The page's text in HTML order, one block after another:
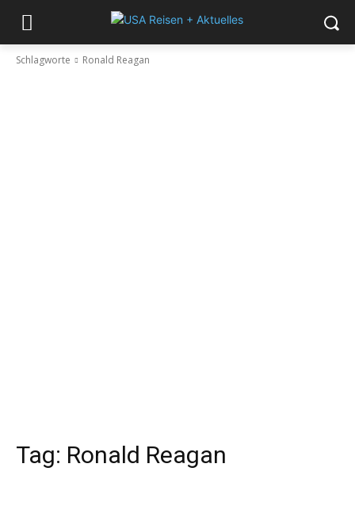
Schlagworte Ronald Reagan
Tag: Ronald Reagan